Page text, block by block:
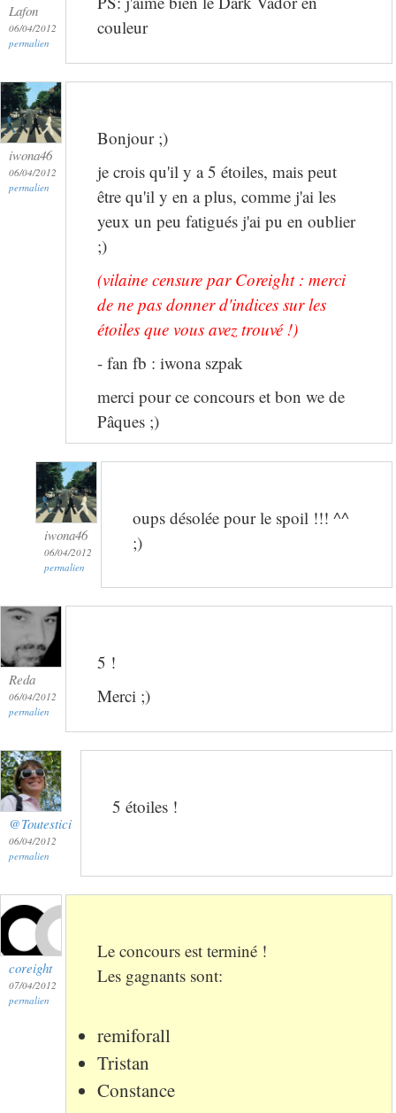
Lafon
06/04/2012
permalien
couleur
iwona46
06/04/2012
permalien
Bonjour ;)
je crois qu'il y a 5 étoiles, mais peut
être qu'il y en a plus, comme j'ai les
yeux un peu fatigués j'ai pu en oublier
;)
(vilaine censure par Coreight : merci
de ne pas donner d'indices sur les
étoiles que vous avez trouvé !)
- fan fb : iwona szpak
merci pour ce concours et bon we de
Pâques ;)
iwona46
06/04/2012
permalien
oups désolée pour le spoil !!! ^^
;)
Reda
06/04/2012
permalien
5 !
Merci ;)
@Toutestici
06/04/2012
permalien
5 étoiles !
coreight
07/04/2012
permalien
Le concours est terminé !
Les gagnants sont:
remiforall
Tristan
Constance